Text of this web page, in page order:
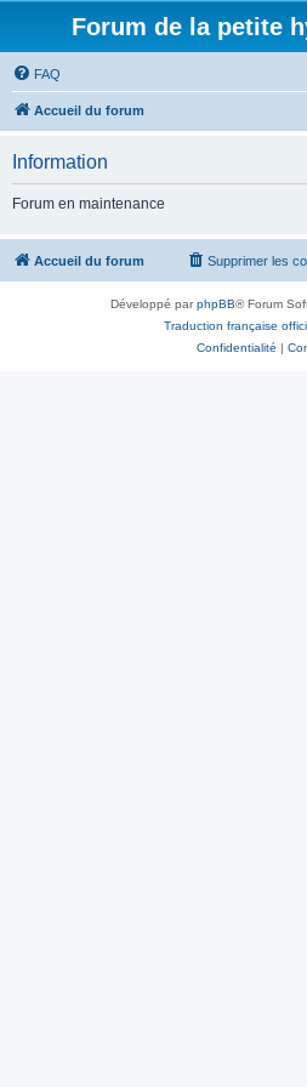
Forum de la petite
FAQ
Accueil du forum
Information
Forum en maintenance
Accueil du forum Supprimer les
Développé parphpBB® Forum
Traduction française
Confidentialité |